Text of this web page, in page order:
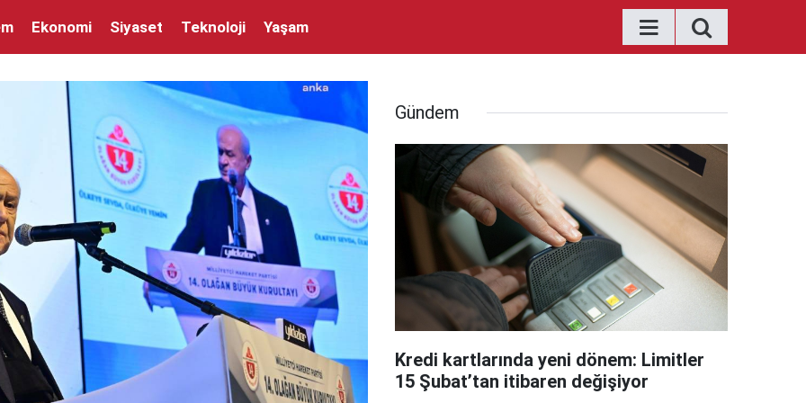
Ekonomi Siyaset Teknoloji Yaşam
Gündem
Kredi kartlarında yeni dönem: Limitler
15 Şubat’tan itibaren değişiyor